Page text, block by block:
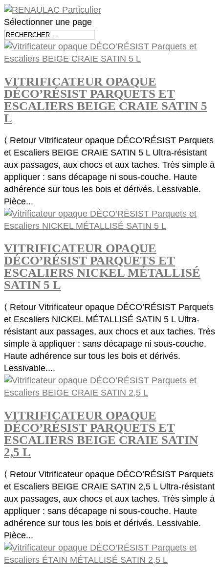
Sélectionner une page
VITRIFICATEUR OPAQUE
DÉCO’RÉSIST PARQUETS ET
ESCALIERS BEIGE CRAIE SATIN 5
L
⟨ Retour Vitrificateur opaque DÉCO’RÉSIST Parquets
et Escaliers BEIGE CRAIE SATIN 5 L Ultra-résistant
aux passages, aux chocs et aux taches. Très simple à
appliquer : sans décapage ni sous-couche. Haute
adhérence sur tous les bois et dérivés. Lessivable.
Pièce...
VITRIFICATEUR OPAQUE
DÉCO’RÉSIST PARQUETS ET
ESCALIERS NICKEL MÉTALLISÉ
SATIN 5 L
⟨ Retour Vitrificateur opaque DÉCO’RÉSIST Parquets
et Escaliers NICKEL MÉTALLISÉ SATIN 5 L Ultra-
résistant aux passages, aux chocs et aux taches. Très
simple à appliquer : sans décapage ni sous-couche.
Haute adhérence sur tous les bois et dérivés.
Lessivable....
VITRIFICATEUR OPAQUE
DÉCO’RÉSIST PARQUETS ET
ESCALIERS BEIGE CRAIE SATIN
2,5 L
⟨ Retour Vitrificateur opaque DÉCO’RÉSIST Parquets
et Escaliers BEIGE CRAIE SATIN 2,5 L Ultra-résistant
aux passages, aux chocs et aux taches. Très simple à
appliquer : sans décapage ni sous-couche. Haute
adhérence sur tous les bois et dérivés. Lessivable.
Pièce...